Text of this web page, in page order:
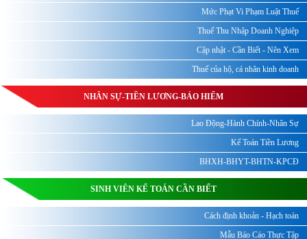
Mức Phạt Vi Phạm Luật Thuế
Thuế Thu Nhập Doanh Nghiệp
Cập nhật - Cần Biết - Nên Xem
Thuế của hộ, cá nhân kinh doanh
NHÂN SỰ-TIỀN LƯƠNG-BẢO HIỂM
Lao Động-Hành Chính-Nhân Sự
Kế Toán Tiền Lương
BHXH-BHYT-BHTN-KPCĐ
SINH VIÊN KẾ TOÁN CẦN BIẾT
Cách định khoản - Hạch toán
Mẫu Báo Cáo Thực Tập